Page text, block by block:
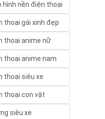
hình nền điện thoại
thoại gái xinh đẹp
thoại anime nữ
thoại anime nam
thoại siêu xe
thoại con vật
siêu xe